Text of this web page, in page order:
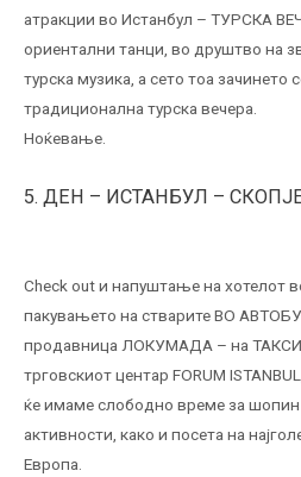
атракции во Истанбул – ТУРСКА
ориентални танци, во друштво на
турска музика, а сето тоа зачинето
традиционална турска вечера.
Ноќевање.
5. ДЕН – ИСТАНБУЛ –
Check out и напуштање на хотелот
пакувањето на стварите ВО
продавница ЛОКУМАДА – на
трговскиот центар FORUM
ќе имаме слободно време за
активности, како и посета на
Европа.